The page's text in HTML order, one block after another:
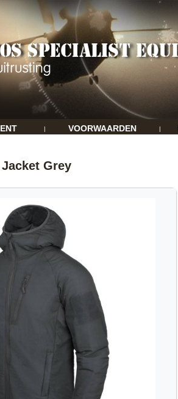
| VOORWAARDEN |
Grey